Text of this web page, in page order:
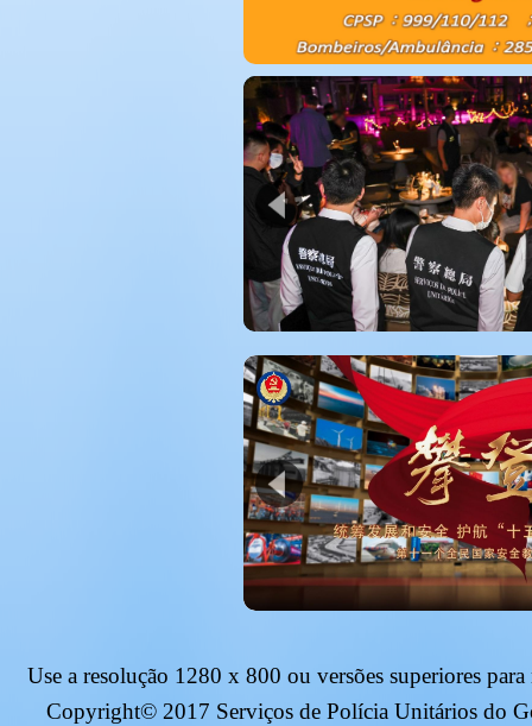
Use a resolução 1280 x 800 ou versões superiores
Copyright© 2017 Serviços de Polícia Unitários do